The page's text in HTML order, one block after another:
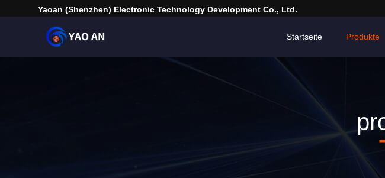
Yaoan (Shenzhen) Electronic Technology Development Co., Ltd.
Startseite Produkte